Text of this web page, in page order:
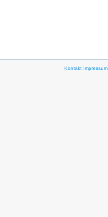
Kontakt Impressum